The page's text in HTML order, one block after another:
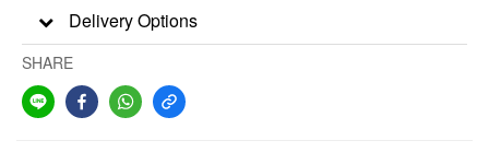
Delivery Options
SHARE